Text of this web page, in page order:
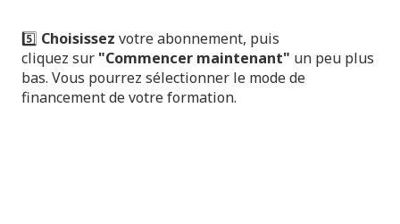
5️⃣ Choisissez votre abonnement, puis
cliquez sur "Commencer maintenant" un peu plus
bas. Vous pourrez sélectionner le mode de
financement de votre formation.